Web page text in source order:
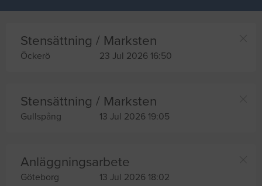
Stensättning / Marksten
Öckerö 23 Jul 2026 16:50
Stensättning / Marksten
Gullspång 13 Jul 2026 19:05
Anläggningsarbete
Göteborg 13 Jul 2026 18:02